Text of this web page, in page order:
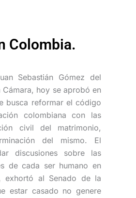
Colombia.
Sebastián Gómez del
hoy se aprobó en
busca reformar el código
colombiana con las
civil del matrimonio,
del mismo. El
discusiones sobre las
de cada ser humano en
exhortó al Senado de la
estar casado no genere